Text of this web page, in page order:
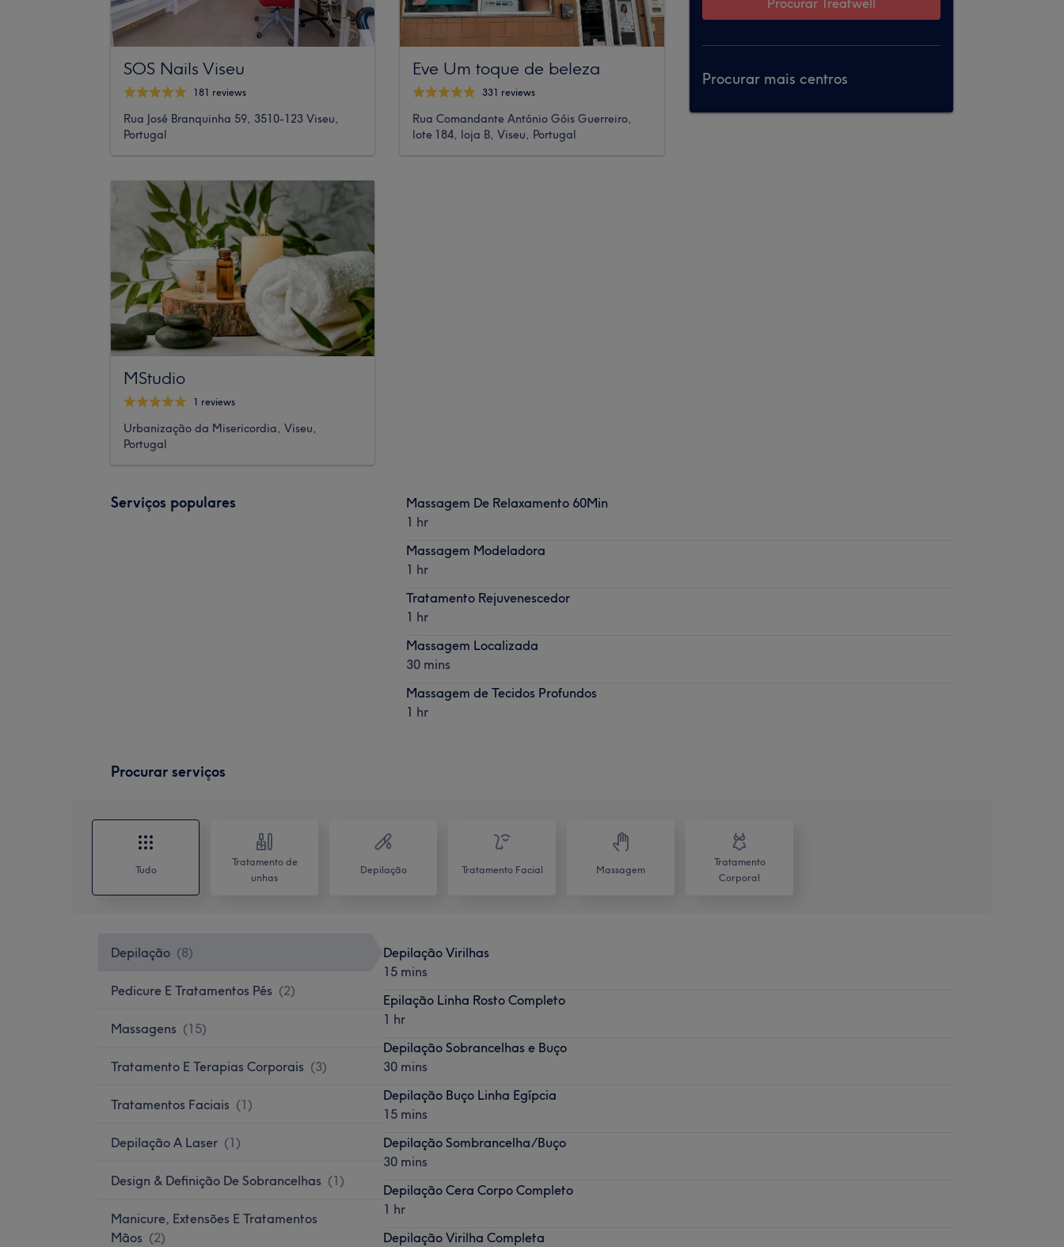
SOS Nails Viseu
181 reviews
Rua José Branquinha 59, 3510-123 Viseu,
Portugal
MStudio
1 reviews
Urbanização da Misericordia, Viseu,
Portugal
Eve Um toque de beleza
331 reviews
Rua Comandante António Góis Guerreiro,
lote 184, loja B, Viseu, Portugal
Procurar mais centros
Serviços populares
Massagem De Relaxamento 60Min
1 hr
Massagem Modeladora
1 hr
Tratamento Rejuvenescedor
1 hr
Massagem Localizada
30 mins
Massagem de Tecidos Profundos
1 hr
Procurar serviços
Tudo
Tratamento de
unhas
Depilação Tratamento Facial Massagem
Tratamento
Corporal
Depilação (8)
Pedicure E Tratamentos Pés (2)
Massagens (15)
Tratamento E Terapias Corporais (3)
Tratamentos Faciais (1)
Depilação A Laser (1)
Design & Definição De Sobrancelhas (1)
Manicure, Extensões E Tratamentos
Mãos (2)
Depilação Virilhas
15 mins
Epilação Linha Rosto Completo
1 hr
Depilação Sobrancelhas e Buço
30 mins
Depilação Buço Linha Egípcia
15 mins
Depilação Sombrancelha/Buço
30 mins
Depilação Cera Corpo Completo
1 hr
Depilação Virilha Completa